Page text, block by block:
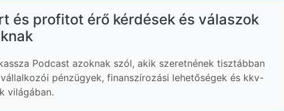
és profitot érő kérdések és válaszok
Podcast azoknak szól, akik szeretnének tisztábban
pénzügyek, finanszírozási lehetőségek és kkv-
világában.